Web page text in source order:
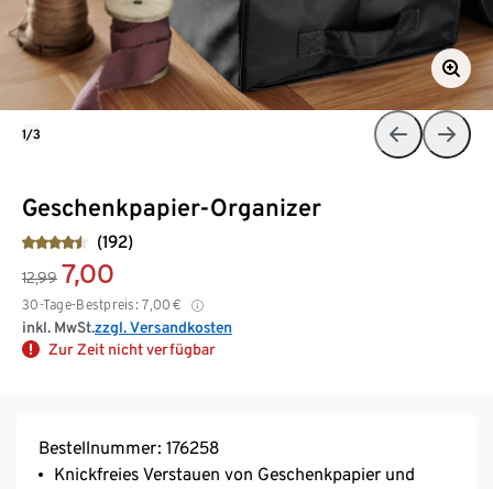
Geschenkpapier-Organizer
(192)
12,99 7,00
30-Tage-Bestpreis: 7,00 €
inkl. MwSt.zzgl. Versandkosten
Zur Zeit nicht verfügbar
1/3
Bestellnummer: 176258
Knickfreies Verstauen von Geschenkpapier und